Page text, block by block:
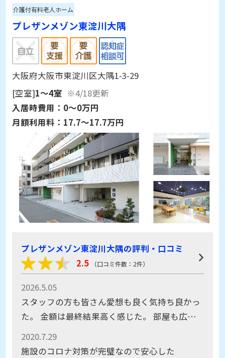
介護付有料老人ホーム
プレザンメゾン東淀川大隅
大阪府大阪市東淀川区大隅1-3-29
[空室]1～4室 ※4/18更新
入居時費用： 0～0万円
月額利用料： 17.7～17.7万円
プレザンメゾン東淀川大隅の評判・口コミ
2.5
（口コミ件数：2件）
2026.5.05
スタッフの方も皆さん愛想も良く気持ち良かっ
た。 金額は最終結果高く感じた。 部屋も広く
2020.7.29
施設のコロナ対策が完璧なので安心した